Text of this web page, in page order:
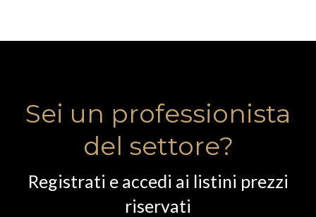
Sei un professionista
del settore?
Registrati e accedi ai listini prezzi
riservati